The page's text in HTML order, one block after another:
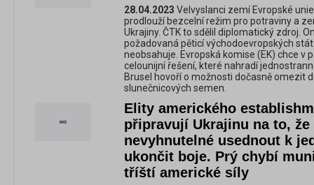
28.04.2023 Velvyslanci zemí Evropské
prodlouží bezcelní režim pro potraviny a
Ukrajiny. ČTK to sdělil diplomatický zdroj.
požadovaná pěticí východoevropských
neobsahuje. Evropská komise (EK) chce v
celounijní řešení, které nahradí
Brusel hovoří o možnosti dočasně omezit
slunečnicových semen.
Elity amerického
připravují Ukrajinu na to, že
nevyhnutelné usednout k
ukončit boje. Prý chybí
tříští americké síly